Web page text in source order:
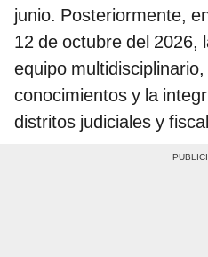
junio. Posteriormente,
12 de octubre del 2026,
equipo
conocimientos y la
distritos judiciales y